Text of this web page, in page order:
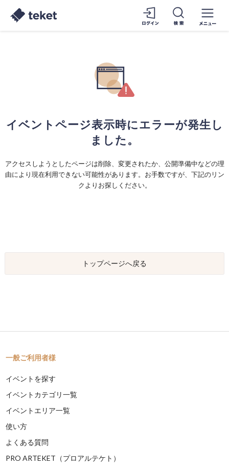
イベントページ表示時にエラーが発生し
ました。
アクセスしようとしたページは削除、変更されたか、公開準備中などの理
由により現在利用できない可能性があります。お手数ですが、下記のリン
クよりお探しください。
トップページへ戻る
一般ご利用者様
イベントを探す
イベントカテゴリ一覧
イベントエリア一覧
使い方
よくある質問
PRO ARTEKET（プロアルテケト）